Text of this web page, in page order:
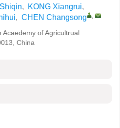
, KONG Xiangrui,
, CHEN Changsong ,
Acaedemy of Agricultrual
China